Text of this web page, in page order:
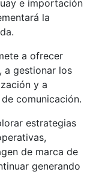
e importación
la
a ofrecer
a gestionar los
y a
comunicación.
estrategias
de marca de
generando